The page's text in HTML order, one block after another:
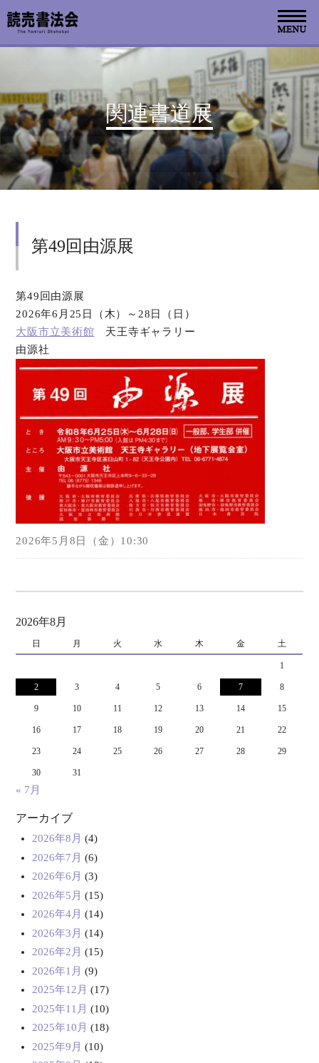
関連書道展
第49回由源展
第49回由源展
2026年6月25日（木）～28日（日）
大阪市立美術館 天王寺ギャラリー
由源社
2026年5月8日（金）10:30
2026年8月
日 月 火 水 木 金 土
1
2 3 4 5 6 7 8
9 10 11 12 13 14 15
16 17 18 19 20 21 22
23 24 25 26 27 28 29
30 31
« 7月
アーカイブ
2026年8月 (4)
2026年7月 (6)
2026年6月 (3)
2026年5月 (15)
2026年4月 (14)
2026年3月 (14)
2026年2月 (15)
2026年1月 (9)
2025年12月 (17)
2025年11月 (10)
2025年10月 (18)
2025年9月 (10)
お知らせ
読売書法会について
読売書法展
関連書道展
デジタルアーカイブ
お問い合わせ